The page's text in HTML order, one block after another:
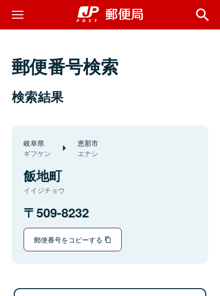
郵便番号検索
検索結果
岐阜県
ギフケン
恵那市
エナシ
飯地町
イイジチョウ
509-8232
郵便番号をコピーする